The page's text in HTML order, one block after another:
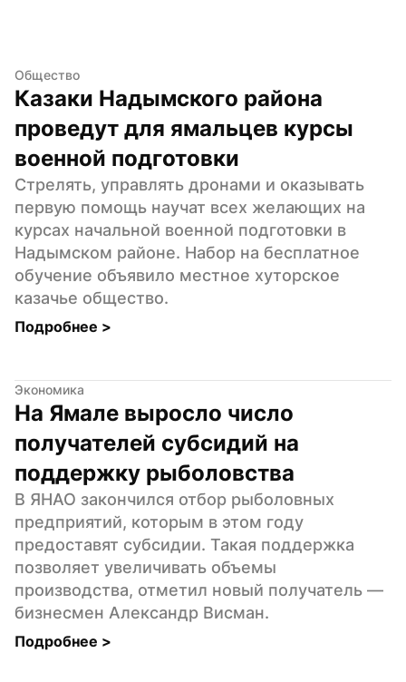
Общество
Казаки Надымского района
проведут для ямальцев курсы
военной подготовки
Стрелять, управлять дронами и оказывать
первую помощь научат всех желающих на
курсах начальной военной подготовки в
Надымском районе. Набор на бесплатное
обучение объявило местное хуторское
казачье общество.
Подробнее >
Экономика
На Ямале выросло число
получателей субсидий на
поддержку рыболовства
В ЯНАО закончился отбор рыболовных
предприятий, которым в этом году
предоставят субсидии. Такая поддержка
позволяет увеличивать объемы
производства, отметил новый получатель —
бизнесмен Александр Висман.
Подробнее >